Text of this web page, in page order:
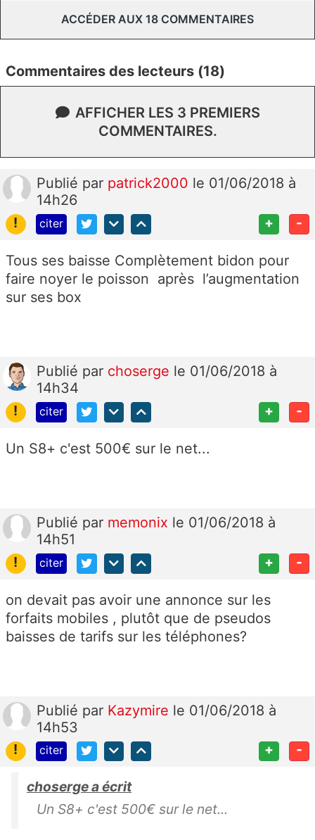
ACCÉDER AUX 18 COMMENTAIRES
Commentaires des lecteurs (18)
AFFICHER LES 3 PREMIERS
COMMENTAIRES.
Publié par patrick2000 le 01/06/2018 à
14h26
!
citer + -
Tous ses baisse Complètement bidon pour
faire noyer le poisson après l’augmentation
sur ses box
Publié par choserge le 01/06/2018 à
14h34
!
citer + -
Un S8+ c'est 500€ sur le net...
Publié par memonix le 01/06/2018 à
14h51
!
citer + -
on devait pas avoir une annonce sur les
forfaits mobiles , plutôt que de pseudos
baisses de tarifs sur les téléphones?
Publié par Kazymire le 01/06/2018 à
14h53
!
citer + -
choserge a écrit
Un S8+ c'est 500€ sur le net...